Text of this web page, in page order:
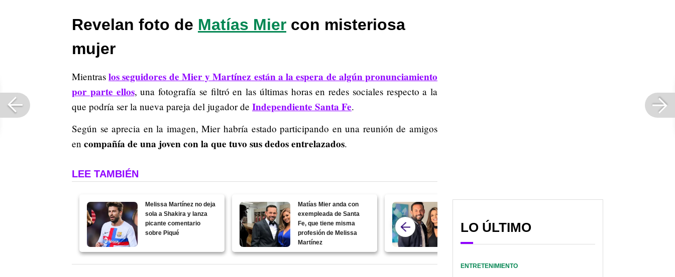
Revelan foto de Matías Mier con misteriosa
mujer
Mientraslos seguidores de Mier y Martínez están a la espera de algún pronunciamiento
por parte ellos, una fotografía se filtró en las últimas horas en redes sociales respecto a la
que podría ser la nueva pareja del jugador de Independiente Santa Fe.
Según se aprecia en la imagen, Mier habría estado participando en una reunión de amigos
en compañía de una joven con la que tuvo sus dedos entrelazados.
LEE TAMBIÉN
Melissa Martínez no deja
sola a Shakira y lanza
picante comentario
sobre Piqué
Matías Mier anda con
exempleada de Santa
Fe, que tiene misma
profesión de Melissa
Martínez
Martínez y Matías Mier;
no estarían viviendo
juntos
LO ÚLTIMO
ENTRETENIMIENTO